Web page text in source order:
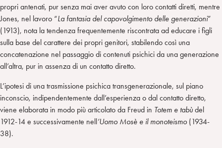
propri antenati, pur senza mai aver avuto con loro contatti diretti, mentre
Jones, nel lavoro “La fantasia del capovolgimento delle generazioni”
(1913), nota la tendenza frequentemente riscontrata ad educare i figli
sulla base del carattere dei propri genitori, stabilendo così una
concatenazione nel passaggio di contenuti psichici da una generazione
all’altra, pur in assenza di un contatto diretto.
L’ipotesi di una trasmissione psichica transgenerazionale, sul piano
inconscio, indipendentemente dall’esperienza o dal contatto diretto,
viene elaborata in modo più articolato da Freud in Totem e tabùdel
1912-14 e successivamente nell’Uomo Mosè e il monoteismo(1934-
38).